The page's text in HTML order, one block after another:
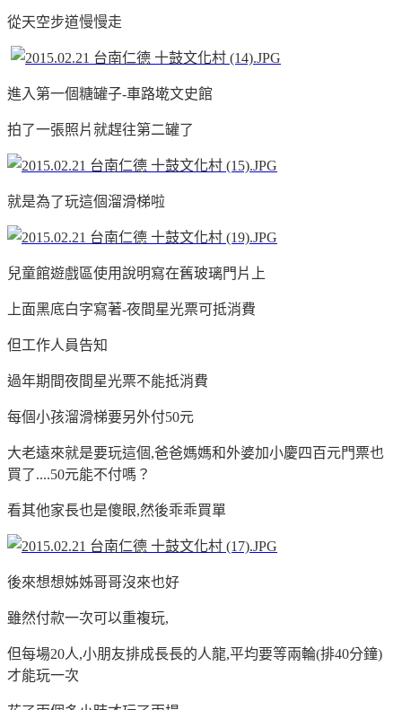
從天空步道慢慢走
進入第一個糖罐子-車路墘文史館
拍了一張照片就趕往第二罐了
就是為了玩這個溜滑梯啦
兒童館遊戲區使用說明寫在舊玻璃門片上
上面黑底白字寫著-夜間星光票可抵消費
但工作人員告知
過年期間夜間星光票不能抵消費
每個小孩溜滑梯要另外付50元
大老遠來就是要玩這個,爸爸媽媽和外婆加小慶四百元門票也
買了....50元能不付嗎？
看其他家長也是傻眼,然後乖乖買單
後來想想姊姊哥哥沒來也好
雖然付款一次可以重複玩,
但每場20人,小朋友排成長長的人龍,平均要等兩輪(排40分鐘)
才能玩一次